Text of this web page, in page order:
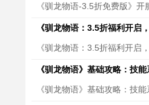
《驯龙物语-3.5折免费版》
《驯龙物语：3.5折福利开启
《驯龙物语：3.5折福利开启
《驯龙物语》基础攻略：技
《驯龙物语》基础攻略：技